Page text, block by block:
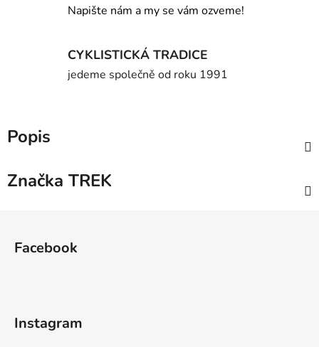
Napište nám a my se vám ozveme!
CYKLISTICKÁ TRADICE
jedeme společně od roku 1991
Popis
Značka TREK
Facebook
Instagram